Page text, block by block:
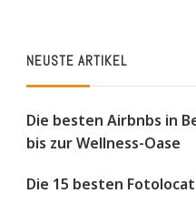
NEUSTE ARTIKEL
Die besten Airbnbs in
bis zur Wellness-Oase
Die 15 besten